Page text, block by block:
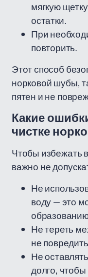
мягкую
остатки.
При
повторить.
Этот способ
норковой шубы,
пятен и не
Какие
чистке
Чтобы избежать
важно не
Не
воду — это
Не тереть
не
Не
долго,